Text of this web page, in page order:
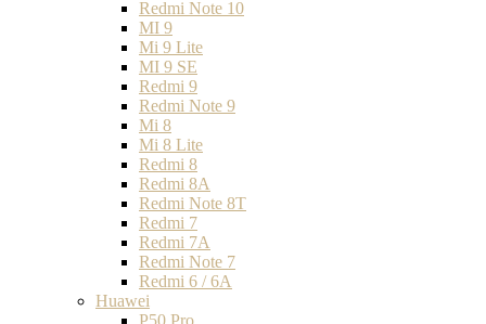
Redmi Note 10
MI 9
Mi 9 Lite
MI 9 SE
Redmi 9
Redmi Note 9
Mi 8
Mi 8 Lite
Redmi 8
Redmi 8A
Redmi Note 8T
Redmi 7
Redmi 7A
Redmi Note 7
Redmi 6 / 6A
Huawei
P50 Pro